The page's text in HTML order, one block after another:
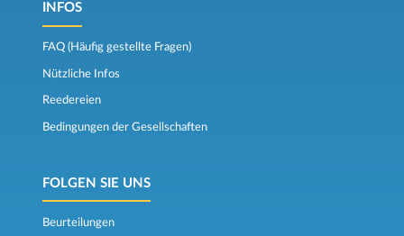
INFOS
FAQ (Häufig gestellte Fragen)
Nützliche Infos
Reedereien
Bedingungen der Gesellschaften
FOLGEN SIE UNS
Beurteilungen